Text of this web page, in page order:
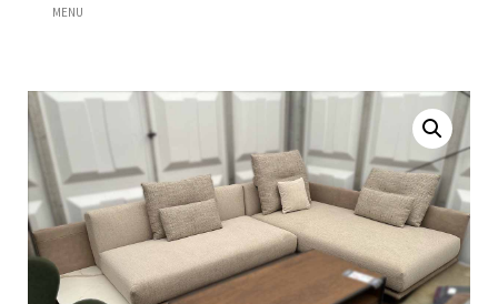
MENU